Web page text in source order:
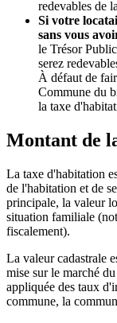
redevables de
Si votre
sans vous
le Trésor
serez
À défaut de
Commune du
la taxe
Montant de
La taxe d'habitation
de l'habitation et de
principale, la valeur
situation familiale
fiscalement).
La valeur cadastrale
mise sur le marché
appliquée des taux
commune, la